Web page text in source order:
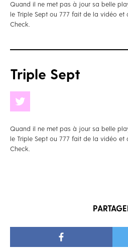
Quand il ne met pas à jour sa belle
le Triple Sept ou 777 fait de la vidéo
Check.
Triple Sept
Quand il ne met pas à jour sa belle
le Triple Sept ou 777 fait de la vidéo
Check.